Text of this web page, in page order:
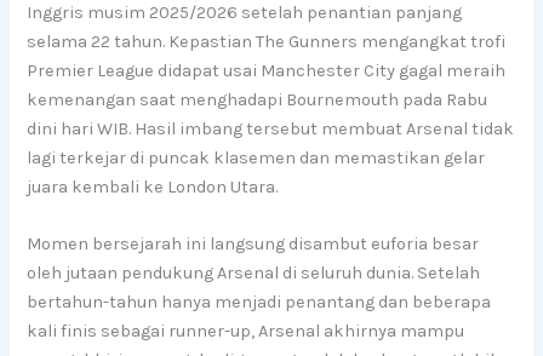
Inggris musim 2025/2026 setelah penantian panjang
selama 22 tahun. Kepastian The Gunners mengangkat trofi
Premier League didapat usai Manchester City gagal meraih
kemenangan saat menghadapi Bournemouth pada Rabu
dini hari WIB. Hasil imbang tersebut membuat Arsenal tidak
lagi terkejar di puncak klasemen dan memastikan gelar
juara kembali ke London Utara.
Momen bersejarah ini langsung disambut euforia besar
oleh jutaan pendukung Arsenal di seluruh dunia. Setelah
bertahun-tahun hanya menjadi penantang dan beberapa
kali finis sebagai runner-up, Arsenal akhirnya mampu